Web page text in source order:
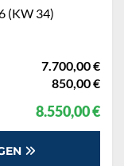
(KW 34)
7.700,00 €
850,00 €
8.550,00 €